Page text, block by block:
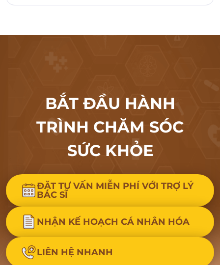
BẮT ĐẦU HÀNH
TRÌNH CHĂM SÓC
SỨC KHỎE
ĐẶT TƯ VẤN MIỄN PHÍ VỚI TRỢ LÝ
BÁC SĨ
NHẬN KẾ HOẠCH CÁ NHÂN HÓA
LIÊN HỆ NHANH